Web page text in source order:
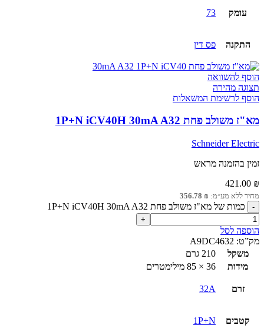
עומק 73
התקנה פס דין
הוסף להשוואה
תצוגה מהירה
הוסף לרשימת המשאלות
מא"ז משולב פחת 1P+N iCV40H 30mA A32
Schneider Electric
זמין בהזמנה מראש
421.00 ₪
מחיר ללא מע״מ: 356.78 ₪
כמות של מא"ז משולב פחת 1P+N iCV40H 30mA A32
הוספה לסל
מק”ט: A9DC4632
משקל
210 גרם
מידות
36 × 85 מילימטרים
זרם 32A
קטבים 1P+N